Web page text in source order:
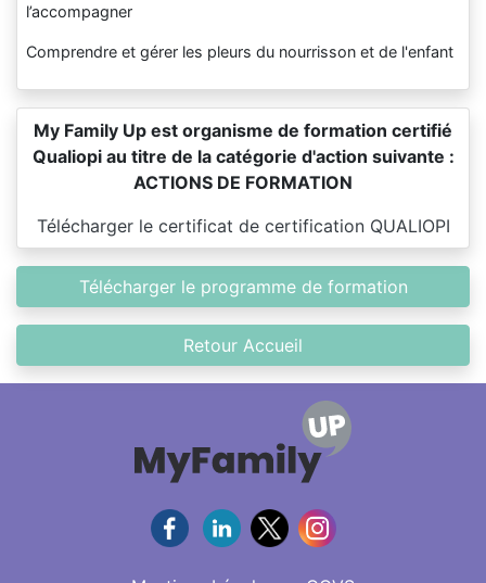
l’accompagner
Comprendre et gérer les pleurs du nourrisson et de l'enfant
My Family Up est organisme de formation certifié
Qualiopi au titre de la catégorie d'action suivante :
ACTIONS DE FORMATION
Télécharger le certificat de certification QUALIOPI
Télécharger le programme de formation
Retour Accueil